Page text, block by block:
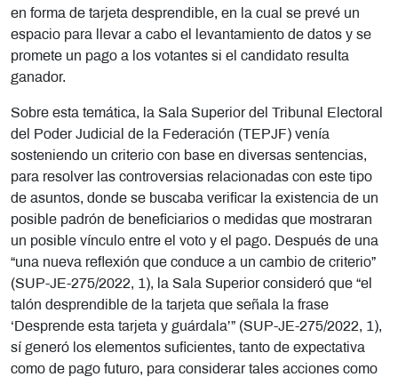
en forma de tarjeta desprendible, en la cual se prevé un
espacio para llevar a cabo el levantamiento de datos y se
promete un pago a los votantes si el candidato resulta
ganador.
Sobre esta temática, la Sala Superior del Tribunal Electoral
del Poder Judicial de la Federación (TEPJF) venía
sosteniendo un criterio con base en diversas sentencias,
para resolver las controversias relacionadas con este tipo
de asuntos, donde se buscaba verificar la existencia de un
posible padrón de beneficiarios o medidas que mostraran
un posible vínculo entre el voto y el pago. Después de una
“una nueva reflexión que conduce a un cambio de criterio”
(SUP-JE-275/2022, 1), la Sala Superior consideró que “el
talón desprendible de la tarjeta que señala la frase
‘Desprende esta tarjeta y guárdala’” (SUP-JE-275/2022, 1),
sí generó los elementos suficientes, tanto de expectativa
como de pago futuro, para considerar tales acciones como